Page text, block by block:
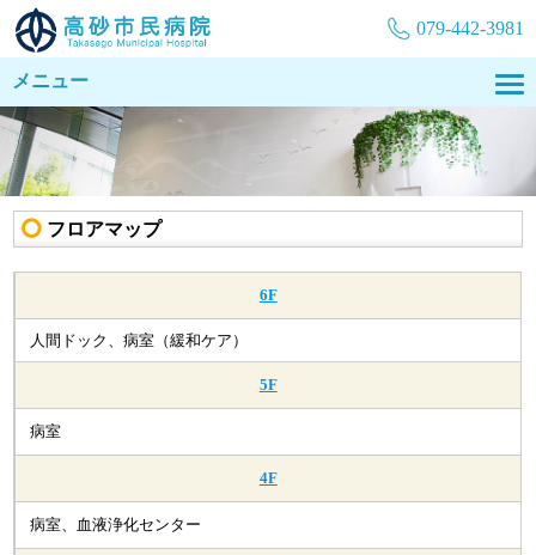
079-442-3981
メニュー
フロアマップ
6F
人間ドック、病室（緩和ケア）
5F
病室
4F
病室、血液浄化センター